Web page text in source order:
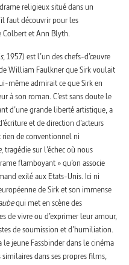
religieux situé dans un
faut découvrir pour les
Colbert et Ann Blyth.
, 1957) est l’un des chefs-d’œuvre
William Faulkner que Sirk voulait
même admirait ce que Sirk en
à son roman. C’est sans doute le
d’une grande liberté artistique, a
et de direction d’acteurs
rien de conventionnel ni
, tragédie sur l’échec où nous
flamboyant » qu’on associe
exilé aux Etats-Unis. Ici ni
de Sirk et son immense
qui met en scène des
de vivre ou d’exprimer leur amour,
de soumission et d’humiliation.
jeune Fassbinder dans le cinéma
dans ses propres films,